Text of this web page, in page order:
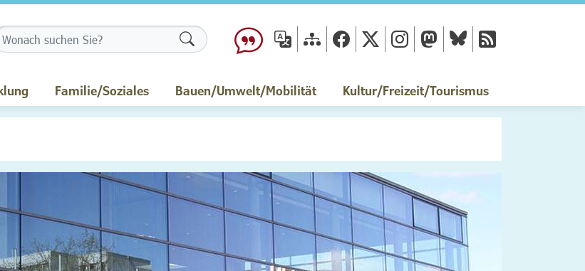
Formularschaltfläche
Familie/Soziales Bauen/Umwelt/Mobilität Kultur/Freizeit/Tourismus